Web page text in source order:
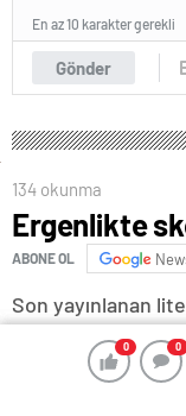
0 0
Gönder
En az 10 karakter gerekli
134 okunma
Ergenlikte
ABONE OL
0 0
Son yayınlanan
skolyozun yüzde
nedeni